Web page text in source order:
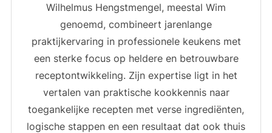
Wilhelmus Hengstmengel, meestal Wim
genoemd, combineert jarenlange
praktijkervaring in professionele keukens met
een sterke focus op heldere en betrouwbare
receptontwikkeling. Zijn expertise ligt in het
vertalen van praktische kookkennis naar
toegankelijke recepten met verse ingrediënten,
logische stappen en een resultaat dat ook thuis